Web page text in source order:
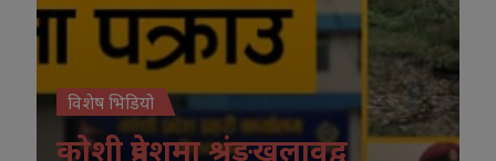
विशेष भिडियो
कोशी प्रदेशमा श्रृंङखलावद्व